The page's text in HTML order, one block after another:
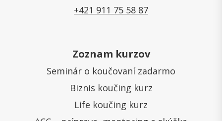
+421 911 75 58 87
Zoznam kurzov
Seminár o koučovaní zadarmo
Biznis koučing kurz
Life koučing kurz